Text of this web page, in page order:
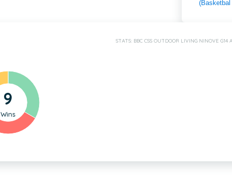
(Basketbal
STATS: BBC CSS OUTDOOR LIVING NINOVE G14 A
9
Wins